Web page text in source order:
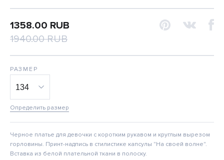
1358.00 RUB
1940.00 RUB
РАЗМЕР
Определить размер
Черное платье для девочки с коротким рукавом и круглым вырезом
горловины. Принт-надпись в стилистике капсулы "На своей волне".
Вставка из белой плательной ткани в полоску.